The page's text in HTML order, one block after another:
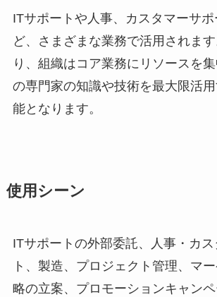
ITサポートや人事、カスタマーサ
ど、さまざまな業務で活用されま
り、組織はコア業務にリソースを
の専門家の知識や技術を最大限活
能となります。
使用シーン
ITサポートの外部委託、人事・カ
ト、製造、プロジェクト管理、マ
略の立案、プロモーションキャン